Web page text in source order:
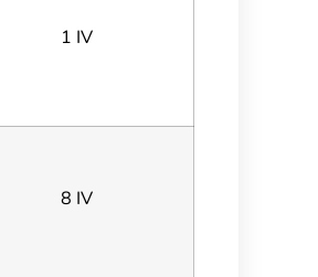
1 IV
8 IV